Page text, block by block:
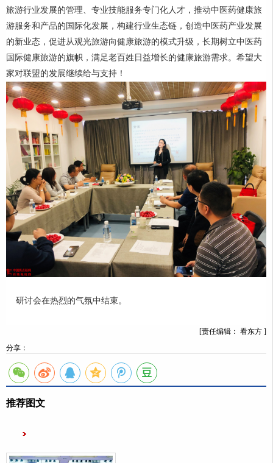
旅游行业发展的管理、专业技能服务专门化人才，推动中医药健康旅
游服务和产品的国际化发展，构建行业生态链，创造中医药产业发展
的新业态，促进从观光旅游向健康旅游的模式升级，长期树立中医药
国际健康旅游的旗帜，满足老百姓日益增长的健康旅游需求。希望大
家对联盟的发展继续给与支持！
研讨会在热烈的气氛中结束。
[责任编辑： 看东方 ]
分享：
推荐图文